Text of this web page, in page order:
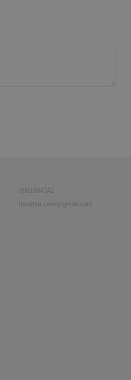
0981004242
lunnitsa.com@gmail.com